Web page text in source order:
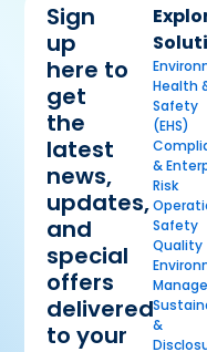
Sign
up
here to
get
the
latest
news,
updates,
and
special
offers
delivered
to your
Health
Safety
(EHS)
&
Risk
Safety
Quality
&